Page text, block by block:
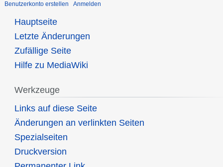
Benutzerkonto erstellen Anmelden
Hauptseite
Letzte Änderungen
Zufällige Seite
Hilfe zu MediaWiki
Werkzeuge
Links auf diese Seite
Änderungen an verlinkten Seiten
Spezialseiten
Druckversion